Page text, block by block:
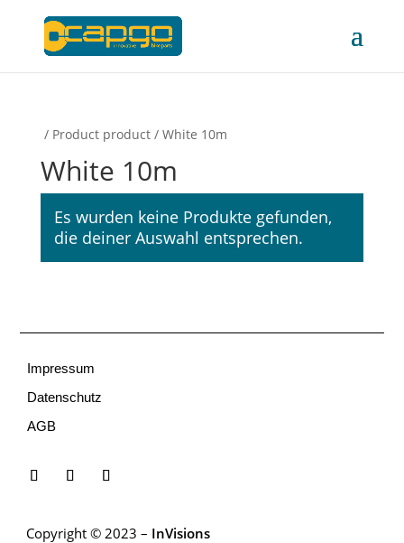
/ Product product / White 10m
White 10m
Es wurden keine Produkte gefunden,
die deiner Auswahl entsprechen.
Impressum
Datenschutz
AGB
Copyright © 2023 – InVisions